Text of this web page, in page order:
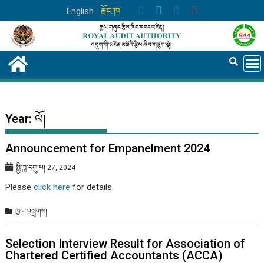
to
content
English རྫོང་ཁ
Year:ལོ།
Announcement for Empanelment 2024
སྤྱི་ཟླ་དགུ་པ། 27, 2024
Pleaseclick here for details.
ཁྱབ་བསྒྲགས།
Selection Interview Result for Association of
Chartered Certified Accountants (ACCA)